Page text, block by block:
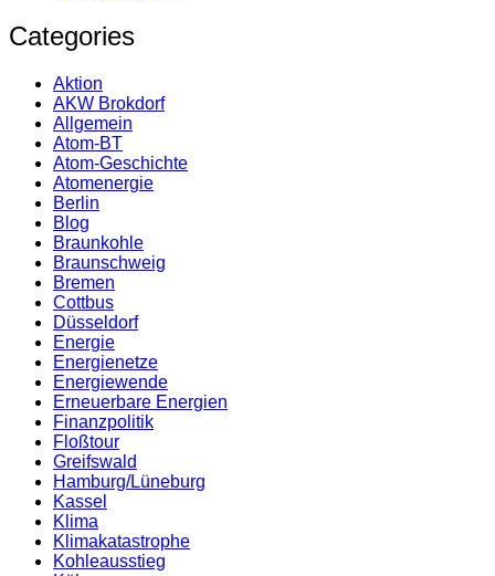
Categories
Aktion
AKW Brokdorf
Allgemein
Atom-BT
Atom-Geschichte
Atomenergie
Berlin
Blog
Braunkohle
Braunschweig
Bremen
Cottbus
Düsseldorf
Energie
Energienetze
Energiewende
Erneuerbare Energien
Finanzpolitik
Floßtour
Greifswald
Hamburg/Lüneburg
Kassel
Klima
Klimakatastrophe
Kohleausstieg